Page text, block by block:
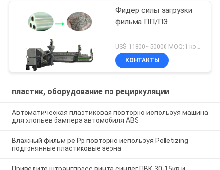
Фидер силы загрузки
фильма ПП/ПЭ
US$ 11800~50000 MOQ:1 комплект
КОНТАКТЫ
пластик, оборудование по рециркуляции
Автоматическая пластиковая повторно используя машина
для хлопьев бампера автомобиля ABS
Влажный фильм pe Pp повторно используя Pelletizing
подгонянные пластиковые зерна
Приведите штрангпресс винта синлег ПВК 30-15кв и